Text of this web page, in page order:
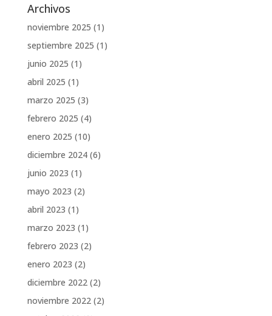
Archivos
noviembre 2025 (1)
septiembre 2025 (1)
junio 2025 (1)
abril 2025 (1)
marzo 2025 (3)
febrero 2025 (4)
enero 2025 (10)
diciembre 2024(6)
junio 2023 (1)
mayo 2023 (2)
abril 2023 (1)
marzo 2023 (1)
febrero 2023 (2)
enero 2023 (2)
diciembre 2022(2)
noviembre 2022(2)